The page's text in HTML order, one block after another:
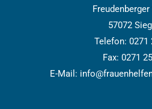
Freudenberger
57072
Telefon: 0271
Fax: 0271
E-Mail: